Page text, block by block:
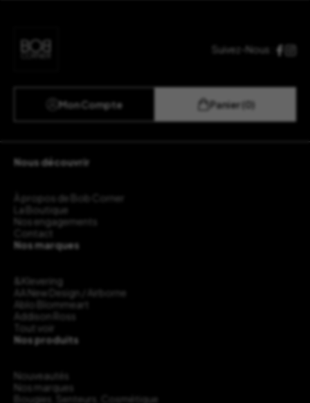
Suivez-Nous :
Mon Compte Panier (0)
Nous découvrir
À propos de Bob Corner
La Boutique
Nos engagements
Contact
Nos marques
&Klevering
AA New Design / Airborne
Ablo Blommeart
Addison Ross
Tout voir
Nos produits
Nouveautés
Nos marques
Bougies, Senteurs, Cosmétique